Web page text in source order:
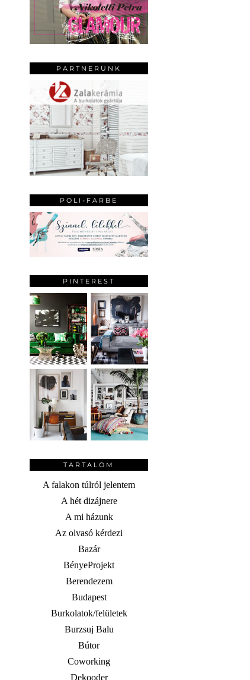
PARTNERÜNK
POLI-FARBE
PINTEREST
TARTALOM
A falakon túlról jelentem
A hét dizájnere
A mi házunk
Az olvasó kérdezi
Bazár
BényeProjekt
Berendezem
Budapest
Burkolatok/felületek
Burzsuj Balu
Bútor
Coworking
Dekooder